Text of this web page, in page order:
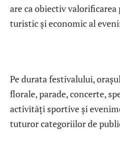
are ca obiectiv
turistic și economic al
Pe durata festivalului,
florale, parade, concerte,
activități sportive și
tuturor categoriilor de